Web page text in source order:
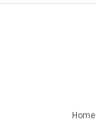
Home